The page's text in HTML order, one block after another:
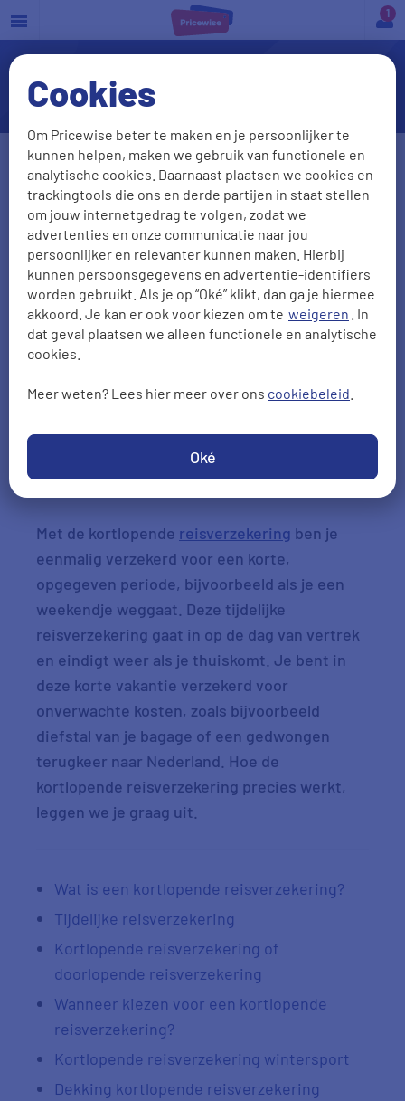
Cookies
Om Pricewise beter te maken en je persoonlijker te
kunnen helpen, maken we gebruik van functionele en
analytische cookies. Daarnaast plaatsen we cookies en
trackingtools die ons en derde partijen in staat stellen
om jouw internetgedrag te volgen, zodat we
advertenties en onze communicatie naar jou
persoonlijker en relevanter kunnen maken. Hierbij
kunnen persoonsgegevens en advertentie-identifiers
worden gebruikt. Als je op “Oké” klikt, dan ga je hiermee
akkoord. Je kan er ook voor kiezen om te weigeren . In
dat geval plaatsen we alleen functionele en analytische
cookies.
Meer weten? Lees hier meer over ons cookiebeleid
Oké
a
Kortlopende reisverzekering
Postcode Huisnr + Toevoeging
Geboortedatum
DD-MM-JJJJ
Gezinsleden meeverzekeren?
Check je voordeel
Met de kortlopende reisverzekering ben je
eenmalig verzekerd voor een korte,
opgegeven periode, bijvoorbeeld als je een
weekendje weggaat. Deze tijdelijke
reisverzekering gaat in op de dag van vertrek
en eindigt weer als je thuiskomt. Je bent in
deze korte vakantie verzekerd voor
onverwachte kosten, zoals bijvoorbeeld
diefstal van je bagage of een gedwongen
terugkeer naar Nederland. Hoe de
kortlopende reisverzekering precies werkt,
leggen we je graag uit.
Wat is een kortlopende reisverzekering?
Tijdelijke reisverzekering
Kortlopende reisverzekering of
doorlopende reisverzekering
Wanneer kiezen voor een kortlopende
reisverzekering?
Kortlopende reisverzekering wintersport
Dekking kortlopende reisverzekering